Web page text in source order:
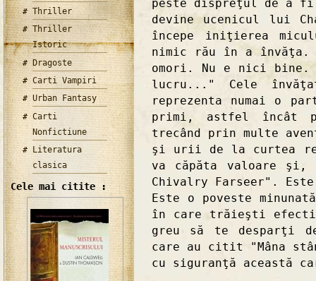
Thriller
Thriller
Istoric
Dragoste
Carti Vampiri
Urban Fantasy
Carti
Nonfictiune
Literatura
clasica
Cele mai citite :
peste dispreţul de a fi
devine ucenicul lui
începe iniţierea
nimic rău în a învăţa.
omori. Nu e nici
lucru..." Cele
reprezenta numai o
primi, astfel încât
trecând prin multe
şi urii de la curtea
va căpăta valoare
Chivalry Farseer".
Este o poveste
în care trăieşti
greu să te desparţi
care au citit "Mâna
cu siguranţă această